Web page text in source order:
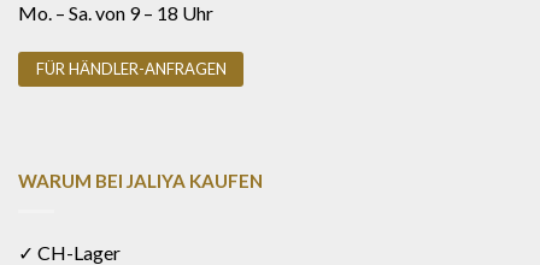
Mo. – Sa. von 9 – 18 Uhr
FÜR HÄNDLER-ANFRAGEN
WARUM BEI JALIYA KAUFEN
✓ CH-Lager